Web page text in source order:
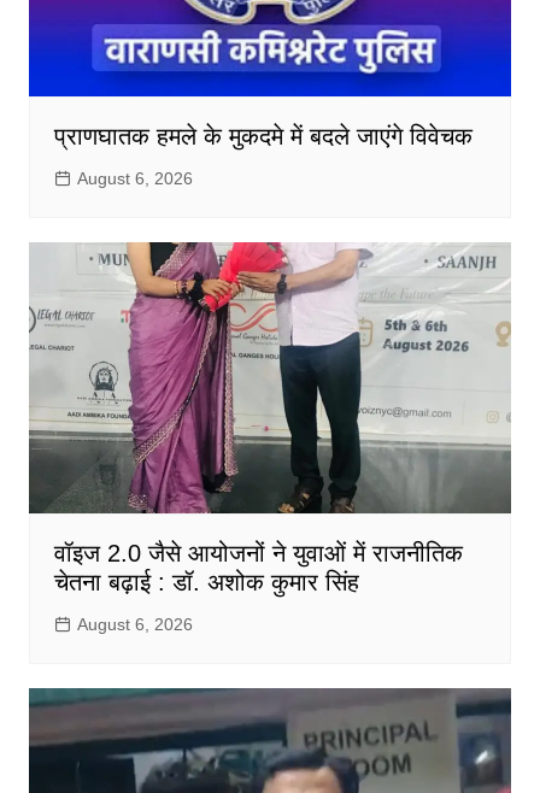
प्राणघातक हमले के मुकदमे में बदले जाएंगे विवेचक
August 6, 2026
वॉइज 2.0 जैसे आयोजनों ने युवाओं में राजनीतिक
चेतना बढ़ाई : डॉ. अशोक कुमार सिंह
August 6, 2026